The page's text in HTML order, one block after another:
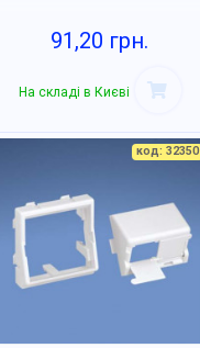
91,20 грн.
На складі в Києві
код: 32350